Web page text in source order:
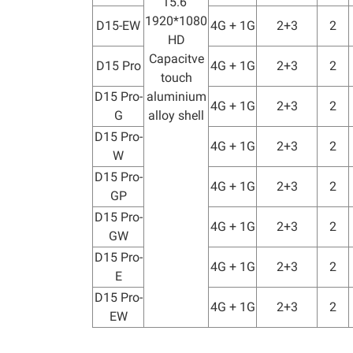
1920*1080
HD
Capacitve
touch
aluminium
alloy shell
D15-EW 4G + 1G 2+3 2
D15 Pro 4G + 1G 2+3 2
D15 Pro-
G
4G + 1G 2+3 2
D15 Pro-
W
4G + 1G 2+3 2
D15 Pro-
GP
4G + 1G 2+3 2
D15 Pro-
GW
4G + 1G 2+3 2
D15 Pro-
E
4G + 1G 2+3 2
D15 Pro-
EW
4G + 1G 2+3 2